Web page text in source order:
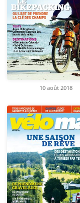
10 août 2018